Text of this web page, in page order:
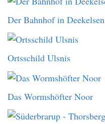
Der Bahnhof in Deekelsen
Ortsschild Ulsnis
Das Wormshöfter Noor